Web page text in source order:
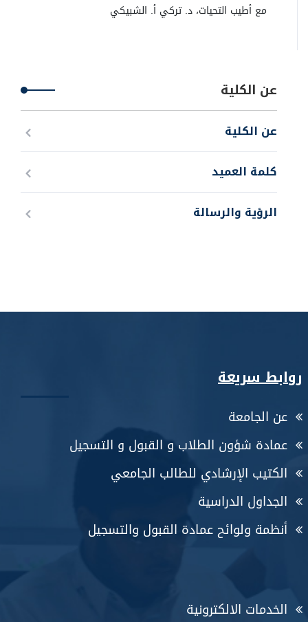
عن الكلية
عن الكلية
كلمة العميد
الرؤية والرسالة
مع أطيب التحيات، د. تركي أ. الشبيكي
روابط سريعة
عن الجامعة
عمادة شؤون الطلاب و القبول و التسجيل
الكتيب الإرشادي للطالب الجامعي
الجداول الدراسية
أنظمة ولوائح عمادة القبول والتسجيل
الخدمات الالكترونية